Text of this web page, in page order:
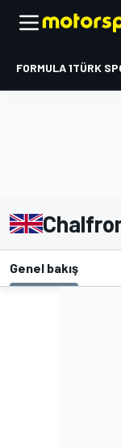
FORMULA 1TÜRK
Genel bakış